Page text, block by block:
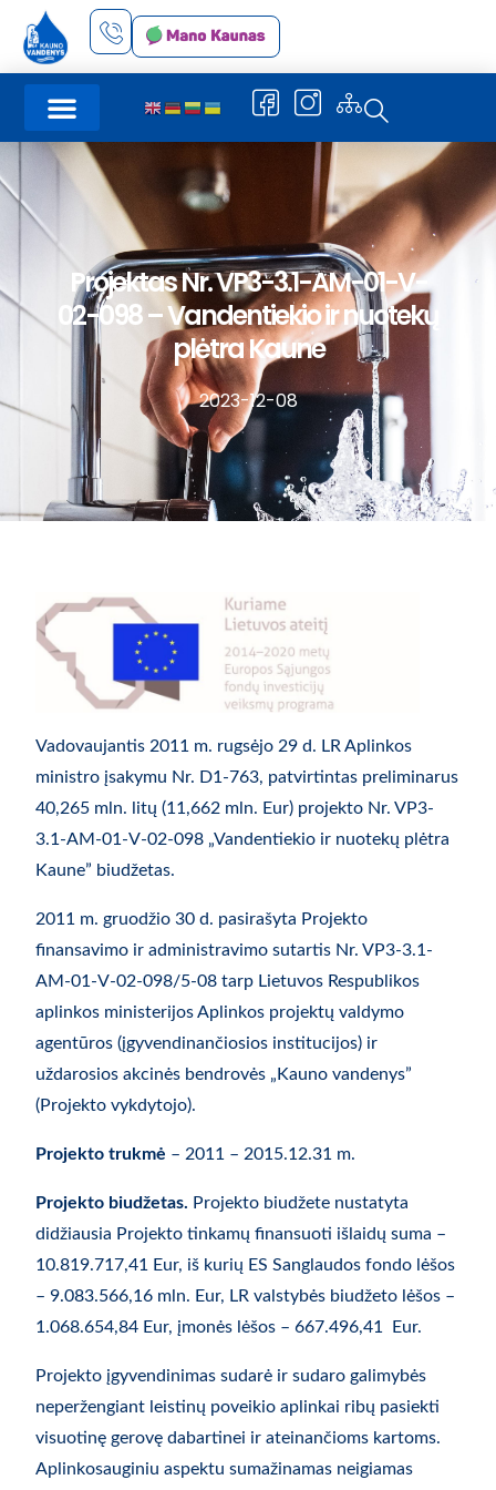
Projektas Nr. VP3-3.1-AM-01-V-
02-098 – Vandentiekio ir nuotekų
plėtra Kaune
2023-12-08
Vadovaujantis 2011 m. rugsėjo 29 d. LR Aplinkos
ministro įsakymu Nr. D1-763, patvirtintas preliminarus
40,265 mln. litų (11,662 mln. Eur) projekto Nr. VP3-
3.1-AM-01-V-02-098 „Vandentiekio ir nuotekų plėtra
Kaune” biudžetas.
2011 m. gruodžio 30 d. pasirašyta Projekto
finansavimo ir administravimo sutartis Nr. VP3-3.1-
AM-01-V-02-098/5-08 tarp Lietuvos Respublikos
aplinkos ministerijos Aplinkos projektų valdymo
agentūros (įgyvendinančiosios institucijos) ir
uždarosios akcinės bendrovės „Kauno vandenys”
(Projekto vykdytojo).
Projekto trukmė – 2011 – 2015.12.31 m.
Projekto biudžetas. Projekto biudžete nustatyta
didžiausia Projekto tinkamų finansuoti išlaidų suma –
10.819.717,41 Eur, iš kurių ES Sanglaudos fondo lėšos
– 9.083.566,16 mln. Eur, LR valstybės biudžeto lėšos –
1.068.654,84 Eur, įmonės lėšos – 667.496,41 Eur.
Projekto įgyvendinimas sudarė ir sudaro galimybės
neperžengiant leistinų poveikio aplinkai ribų pasiekti
visuotinę gerovę dabartinei ir ateinančioms kartoms.
Aplinkosauginiu aspektu sumažinamas neigiamas